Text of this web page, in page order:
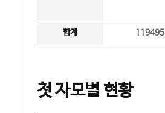
합계
첫 자모별 현황